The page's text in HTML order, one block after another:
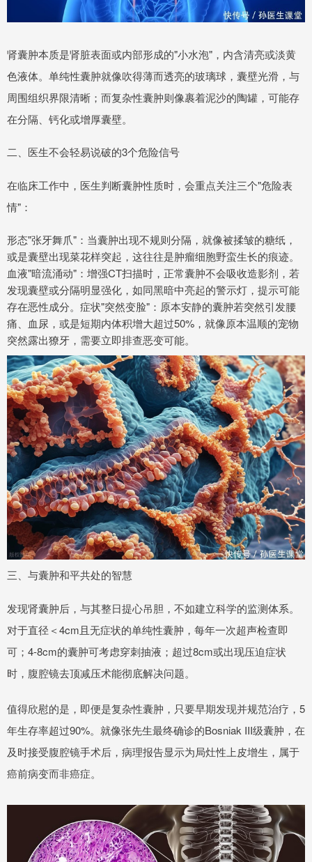
肾囊肿本质是肾脏表面或内部形成的"小水泡"，内含清亮或淡黄
色液体。单纯性囊肿就像吹得薄而透亮的玻璃球，囊壁光滑，与
周围组织界限清晰；而复杂性囊肿则像裹着泥沙的陶罐，可能存
在分隔、钙化或增厚囊壁。
二、医生不会轻易说破的3个危险信号
在临床工作中，医生判断囊肿性质时，会重点关注三个"危险表
情"：
形态"张牙舞爪"：当囊肿出现不规则分隔，就像被揉皱的糖纸，
或是囊壁出现菜花样突起，这往往是肿瘤细胞野蛮生长的痕迹。
血液"暗流涌动"：增强CT扫描时，正常囊肿不会吸收造影剂，若
发现囊壁或分隔明显强化，如同黑暗中亮起的警示灯，提示可能
存在恶性成分。症状"突然变脸"：原本安静的囊肿若突然引发腰
痛、血尿，或是短期内体积增大超过50%，就像原本温顺的宠物
突然露出獠牙，需要立即排查恶变可能。
三、与囊肿和平共处的智慧
发现肾囊肿后，与其整日提心吊胆，不如建立科学的监测体系。
对于直径＜4cm且无症状的单纯性囊肿，每年一次超声检查即
可；4-8cm的囊肿可考虑穿刺抽液；超过8cm或出现压迫症状
时，腹腔镜去顶减压术能彻底解决问题。
值得欣慰的是，即便是复杂性囊肿，只要早期发现并规范治疗，5
年生存率超过90%。就像张先生最终确诊的Bosniak III级囊肿，在
及时接受腹腔镜手术后，病理报告显示为局灶性上皮增生，属于
癌前病变而非癌症。